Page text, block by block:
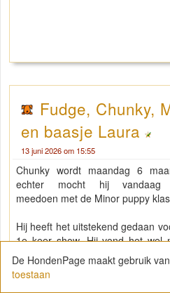
Fudge, Chunky,
en baasje Laura
13 juni 2026 om 15:55
Chunky wordt maandag 6
echter mocht hij vandaag
meedoen met de Minor puppy
Hij heeft het uitstekend gedaan
1e keer show. Hij vond het wel
om zich te laten horen want ja
ook?
De HondenPage maakt gebruik
toestaan